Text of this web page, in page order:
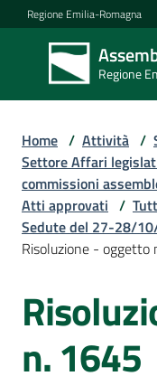
Vai al contenuto
Vai alla navigazione
Vai al footer
Regione Emilia-Romagna
Regione
Assemblea
legislativa
Regione Emilia-
Assemblea
Home / Attività /
Settore Affari
commissioni
Atti approvati /
Sedute del 27-28/
Risoluzione - oggetto
n. 1645